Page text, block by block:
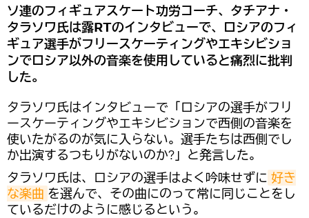
ソ連のフィギュアスケート功労コーチ、タチアナ・
タラソワ氏は露RTのインタビューで、ロシアのフィ
ギュア選手がフリースケーティングやエキシビショ
ンでロシア以外の音楽を使用していると痛烈に批判
した。
タラソワ氏はインタビューで「ロシアの選手がフリ
ースケーティングやエキシビションで西側の音楽を
使いたがるのが気に入らない。選手たちは西側でし
か出演するつもりがないのか?」と発言した。
タラソワ氏は、ロシアの選手はよく吟味せずに 好き
な楽曲 を選んで、その曲にのって常に同じことをし
ているだけのように感じるという。